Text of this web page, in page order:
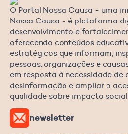
O Portal Nossa Causa - uma
Nossa Causa - é plataforma
desenvolvimento e
oferecendo conteúdos
estratégicos que informam,
pessoas, organizações e
em resposta à necessidade de
desinformação e ampliar o
qualidade sobre impacto
newsletter